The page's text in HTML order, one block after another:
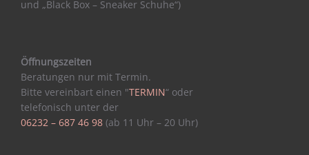
und „Black Box – Sneaker Schuhe“)
Öffnungszeiten
Beratungen nur mit Termin.
Bitte vereinbart einen "TERMIN“ oder
telefonisch unter der
06232 – 687 46 98 (ab 11 Uhr – 20 Uhr)